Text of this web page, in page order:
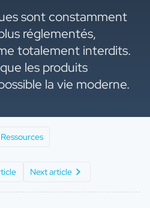
sont constamment
réglementés,
totalement interdits.
les produits
la vie moderne.
Ressources
Next article